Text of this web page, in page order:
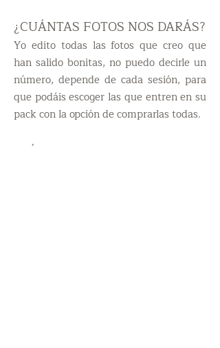
¿CUÁNTAS FOTOS NOS DARÁS?
Yo edito todas las fotos que creo que
han salido bonitas, no puedo decirle un
número, depende de cada sesión, para
que podáis escoger las que entren en su
pack con la opción de comprarlas todas.
¿CÓMO DEBEMOS IR